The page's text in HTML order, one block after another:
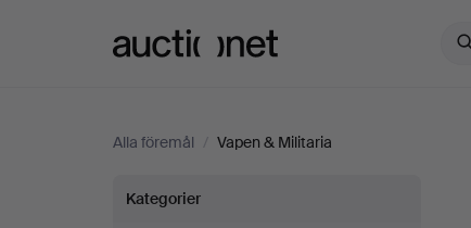
Alla föremål / Vapen & Militaria
Vapen
Kategorier